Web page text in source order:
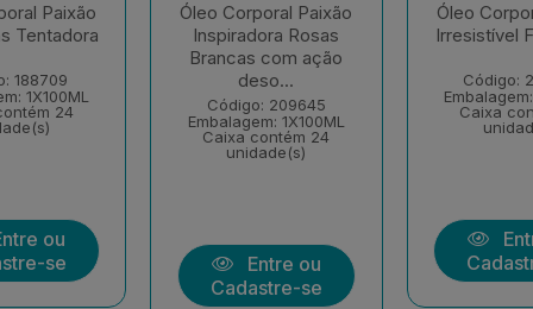
Paixão
Tentadora
188709
1X100ML
24
ou
se
Óleo Corporal Paixão
Inspiradora Rosas
Brancas com ação
deso...
Código: 209645
Embalagem: 1X100ML
Caixa contém 24
unidade(s)
Entre ou
Cadastre-se
Óleo
Irresistível
Código:
Caixa